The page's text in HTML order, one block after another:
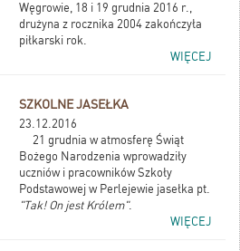
Węgrowie, 18 i 19 grudnia 2016 r.,
drużyna z rocznika 2004 zakończyła
piłkarski rok.
WIĘCEJ
SZKOLNE JASEŁKA
23.12.2016
21 grudnia w atmosferę Świąt
Bożego Narodzenia wprowadziły
uczniów i pracowników Szkoły
Podstawowej w Perlejewie jasełka pt.
"Tak! On jest Królem".
WIĘCEJ